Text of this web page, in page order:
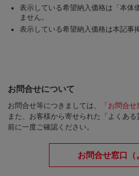
表示している希望納入価格は「本体
ません。
表示している希望納入価格は本記事
お問合せについて
お問合せ等につきましては、「 お問合せ
また、お客様から寄せられた「よくあ
前に一度ご確認ください。
お問合せ窓口（